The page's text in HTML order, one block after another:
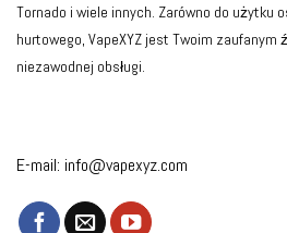
Tornado i wiele innych. Zarówno do użytku
hurtowego, VapeXYZ jest Twoim zaufanym
niezawodnej obsługi.
E-mail: info@vapexyz.com